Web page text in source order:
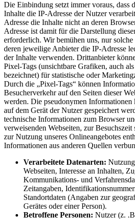
Die Einbindung setzt immer voraus, dass
Inhalte die IP-Adresse der Nutzer
Adresse die Inhalte nicht an deren
Adresse ist damit für die Darstellung
erforderlich. Wir bemühen uns, nur
deren jeweilige Anbieter die IP-Adresse
der Inhalte verwenden. Drittanbieter
Pixel-Tags (unsichtbare Grafiken, auch
bezeichnet) für statistische oder
Durch die „Pixel-Tags“ können
Besucherverkehr auf den Seiten dieser
werden. Die pseudonymen
auf dem Gerät der Nutzer gespeichert
technische Informationen zum Browser
verweisenden Webseiten, zur
zur Nutzung unseres Onlineangebotes
Informationen aus anderen Quellen
Verarbeitete Datenarten:
Webseiten, Interesse an Inhalten,
Kommunikations- und
Zeitangaben,
Standortdaten (Angaben zur
Gerätes oder einer Person).
Betroffene Personen: Nutzer (z.